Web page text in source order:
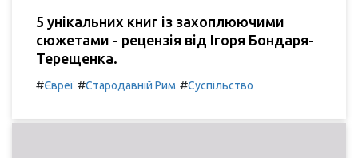
5 унікальних книг із захоплюючими
сюжетами - рецензія від Ігоря Бондаря-
Терещенка.
#Євреї #Стародавній Рим #Суспільство